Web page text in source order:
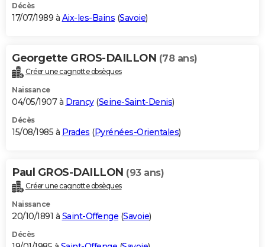
Décès
17/07/1989 à Aix-les-Bains (Savoie)
Georgette GROS-DAILLON (78 ans)
Créer une cagnotte obsèques
Naissance
04/05/1907 à Drancy(Seine-Saint-Denis)
Décès
15/08/1985 à Prades (Pyrénées-Orientales)
Paul GROS-DAILLON (93 ans)
Créer une cagnotte obsèques
Naissance
20/10/1891 à Saint-Offenge (Savoie)
Décès